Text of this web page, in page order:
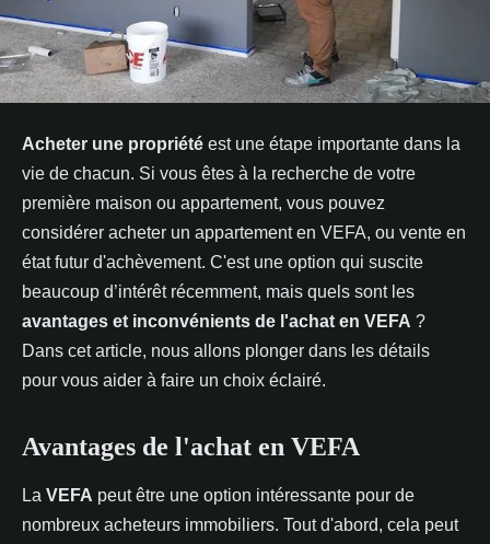
Acheter une propriété est une étape importante dans la
vie de chacun. Si vous êtes à la recherche de votre
première maison ou appartement, vous pouvez
considérer acheter un appartement en VEFA, ou vente en
état futur d'achèvement. C'est une option qui suscite
beaucoup d’intérêt récemment, mais quels sont les
avantages et inconvénients de l'achat en VEFA ?
Dans cet article, nous allons plonger dans les détails
pour vous aider à faire un choix éclairé.
Avantages de l'achat en VEFA
La VEFA peut être une option intéressante pour de
nombreux acheteurs immobiliers. Tout d'abord, cela peut